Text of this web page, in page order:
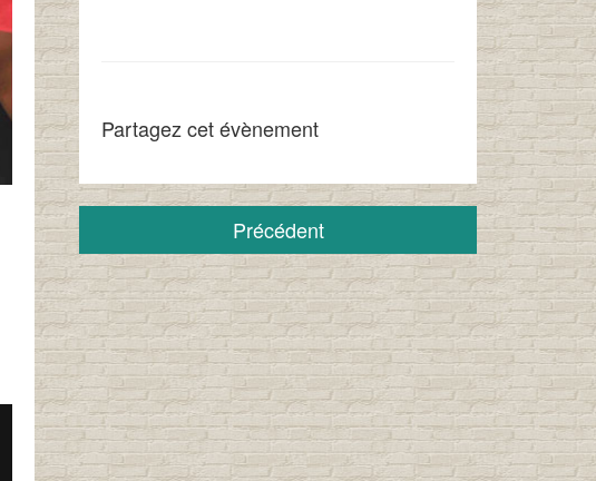
Partagez cet évènement
Précédent